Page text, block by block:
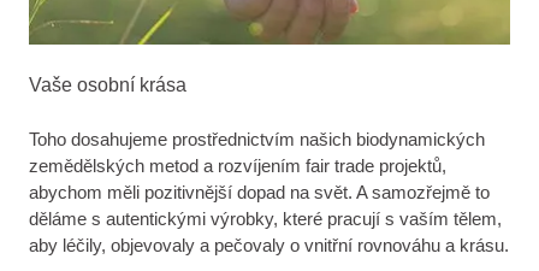
Vaše osobní krása
Toho dosahujeme prostřednictvím našich biodynamických
zemědělských metod a rozvíjením fair trade projektů,
abychom měli pozitivnější dopad na svět. A samozřejmě to
děláme s autentickými výrobky, které pracují s vaším tělem,
aby léčily, objevovaly a pečovaly o vnitřní rovnováhu a krásu.